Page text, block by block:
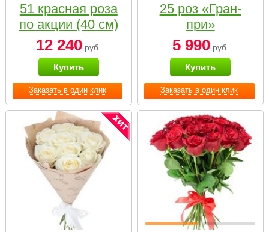
Заказать в один клик
51 красная роза
по акции (40 см)
12 240 руб.
Купить
Заказать в один клик
25 роз «Гран-
при»
5 990руб.
Купить